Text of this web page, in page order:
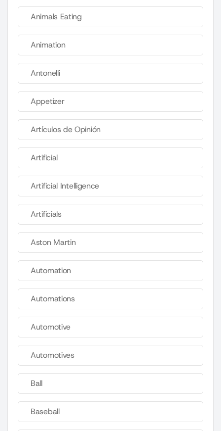
Animals Eating
Animation
Antonelli
Appetizer
Artículos de Opinión
Artificial
Artificial Intelligence
Artificials
Aston Martin
Automation
Automations
Automotive
Automotives
Ball
Baseball